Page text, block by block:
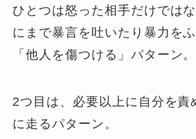
ひとつは怒った相手だけでは
にまで暴言を吐いたり暴力を
「他人を傷つける」パターン。
2つ目は、必要以上に自分を責
に走るパターン。